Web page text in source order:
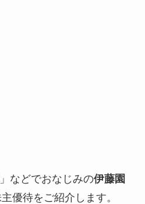
などでおなじみの伊藤園
優待をご紹介します。